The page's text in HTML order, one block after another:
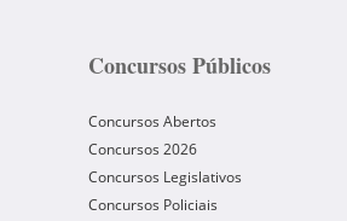
Concursos Públicos
Concursos Abertos
Concursos 2026
Concursos Legislativos
Concursos Policiais